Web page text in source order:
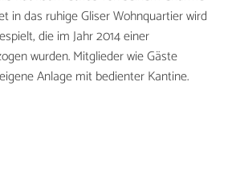
in das ruhige Gliser Wohnquartier wird
die im Jahr 2014 einer
wurden. Mitglieder wie Gäste
Anlage mit bedienter Kantine.